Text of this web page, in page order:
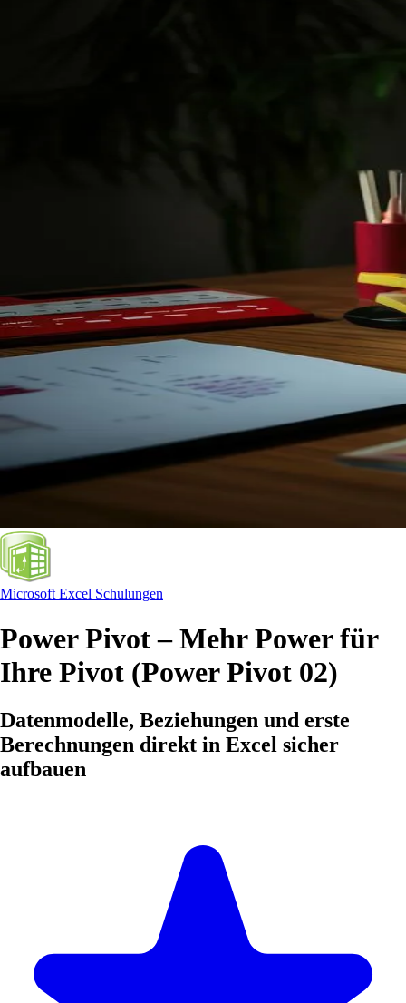
Microsoft Excel Schulungen
Power Pivot – Mehr Power für
Ihre Pivot (Power Pivot 02)
Datenmodelle, Beziehungen und erste
Berechnungen direkt in Excel sicher
aufbauen